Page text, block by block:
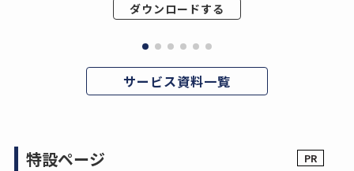
ダウンロードする
サービス資料一覧
特設ページ